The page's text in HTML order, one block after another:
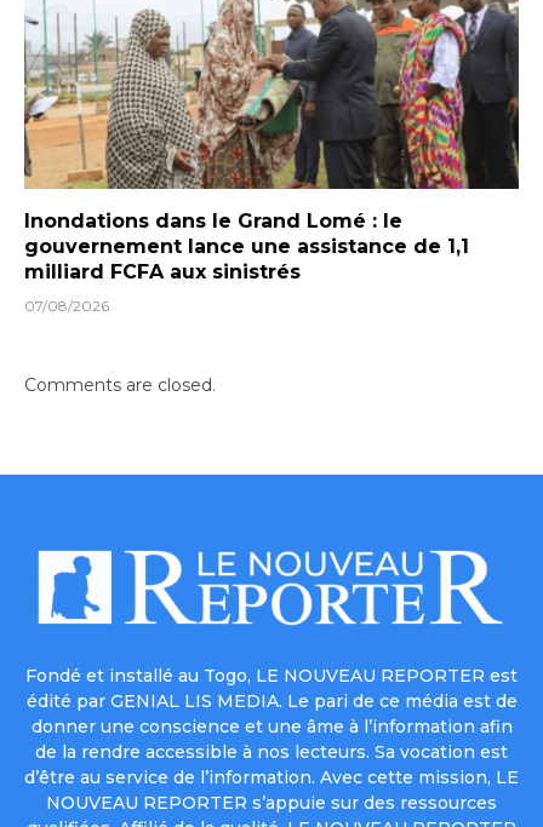
Inondations dans le Grand Lomé : le
gouvernement lance une assistance de 1,1
milliard FCFA aux sinistrés
07/08/2026
Comments are closed.
Fondé et installé au Togo, LE NOUVEAU REPORTER est
édité par GENIAL LIS MEDIA. Le pari de ce média est de
donner une conscience et une âme à l’information afin
de la rendre accessible à nos lecteurs. Sa vocation est
d’être au service de l’information. Avec cette mission, LE
NOUVEAU REPORTER s’appuie sur des ressources